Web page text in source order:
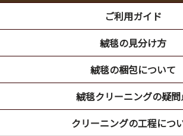
ご利用ガイド
絨毯の見分け方
絨毯の梱包について
絨毯クリーニングの疑
クリーニングの工程につ